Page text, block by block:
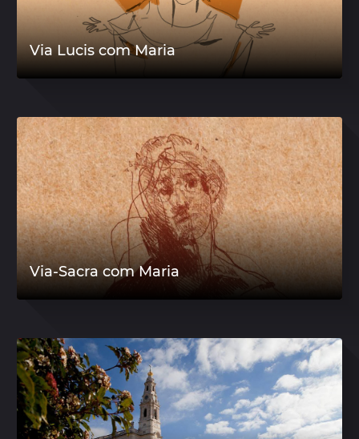
Via Lucis com Maria
Via-Sacra com Maria